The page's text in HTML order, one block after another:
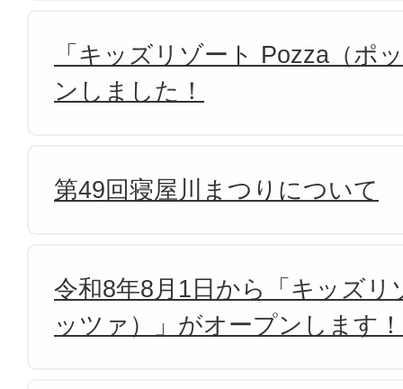
「キッズリゾート Pozza（ポ
ンしました！
第49回寝屋川まつりについて
令和8年8月1日から「キッズリ
ッツァ）」がオープンします！